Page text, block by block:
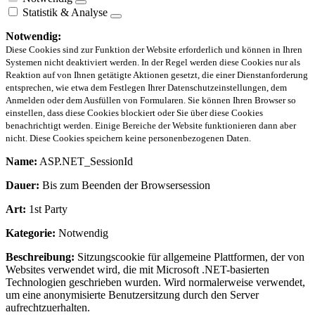
Statistik & Analyse
Notwendig:
Diese Cookies sind zur Funktion der Website erforderlich und können in Ihren
Systemen nicht deaktiviert werden. In der Regel werden diese Cookies nur als
Reaktion auf von Ihnen getätigte Aktionen gesetzt, die einer Dienstanforderung
entsprechen, wie etwa dem Festlegen Ihrer Datenschutzeinstellungen, dem
Anmelden oder dem Ausfüllen von Formularen. Sie können Ihren Browser so
einstellen, dass diese Cookies blockiert oder Sie über diese Cookies
benachrichtigt werden. Einige Bereiche der Website funktionieren dann aber
nicht. Diese Cookies speichern keine personenbezogenen Daten.
Name: ASP.NET_SessionId
Dauer: Bis zum Beenden der Browsersession
Art: 1st Party
Kategorie: Notwendig
Beschreibung: Sitzungscookie für allgemeine Plattformen, der von
Websites verwendet wird, die mit Microsoft .NET-basierten
Technologien geschrieben wurden. Wird normalerweise verwendet,
um eine anonymisierte Benutzersitzung durch den Server
aufrechtzuerhalten.